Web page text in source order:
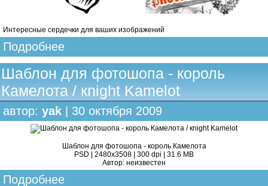
Интересные сердечки для ваших изображений
Подробнее
Шаблон для фотошопа - король
Камелота / кnight Kamelot
автор: yak | 30 октября 2009
Шаблон для фотошопа - король Камелота
PSD | 2480x3508 | 300 dpi | 31.6 MB
Автор: неизвестен
Подробнее